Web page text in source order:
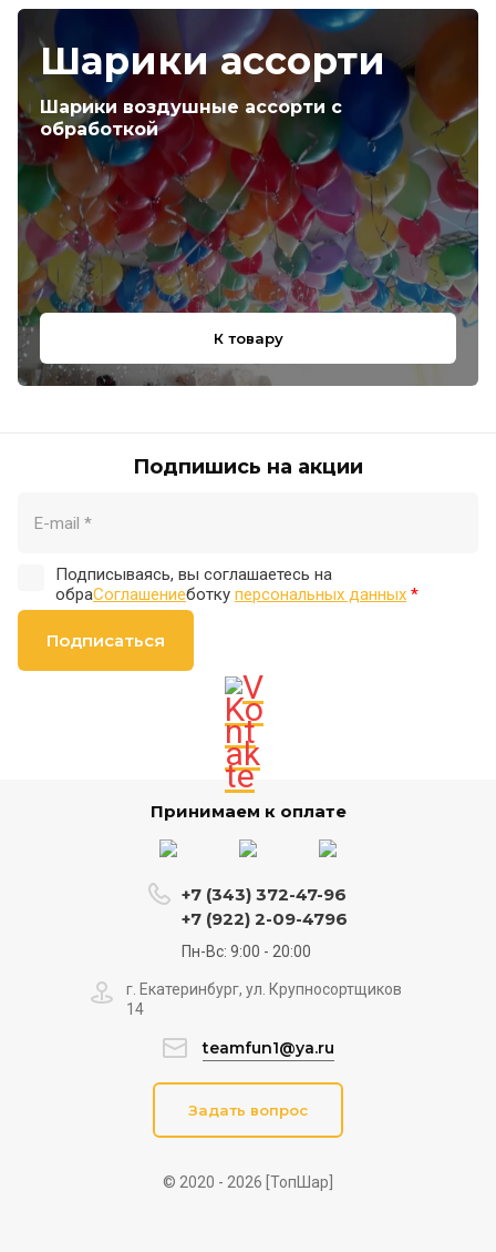
Шарики ассорти
Шарики воздушные ассорти с
обработкой
К товару
Подпишись на акции
Подписываясь, вы соглашаетесь на
обраСоглашениеботку персональных данных *
Подписаться
Принимаем к оплате
© 2020 - 2026 [ТопШар]
+7 (343) 372-47-96
+7 (922) 2-09-4796
Пн-Вс: 9:00 - 20:00
г. Екатеринбург, ул. Крупносортщиков
14
teamfun1@ya.ru
Задать вопрос